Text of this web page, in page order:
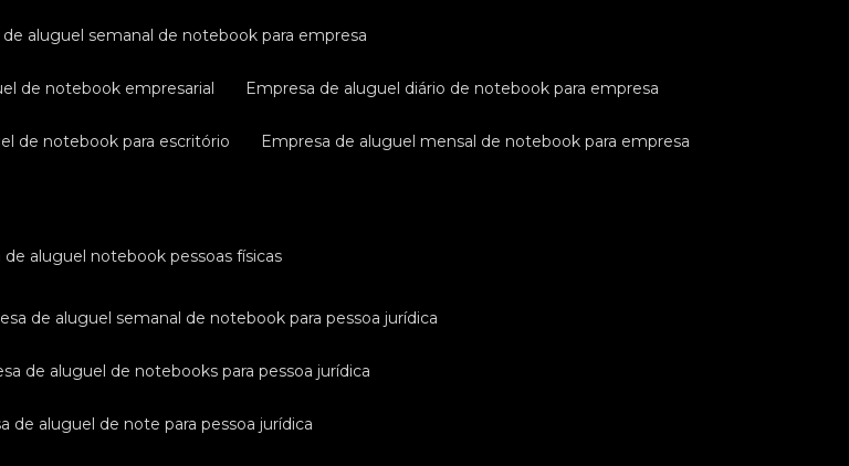
de aluguel semanal de notebook para empresa
de notebook empresarial empresa de aluguel diário de notebook para empresa
de notebook para escritório empresa de aluguel mensal de notebook para empresa
de aluguel notebook pessoas físicas
de aluguel semanal de notebook para pessoa jurídica
de aluguel de notebooks para pessoa jurídica
de aluguel de note para pessoa jurídica